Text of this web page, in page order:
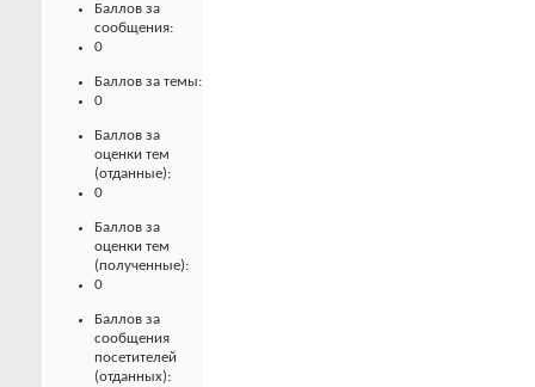
Баллов за
сообщения:
0
Баллов за темы:
0
Баллов за
оценки тем
(отданные):
0
Баллов за
оценки тем
(полученные):
0
Баллов за
сообщения
посетителей
(отданных):